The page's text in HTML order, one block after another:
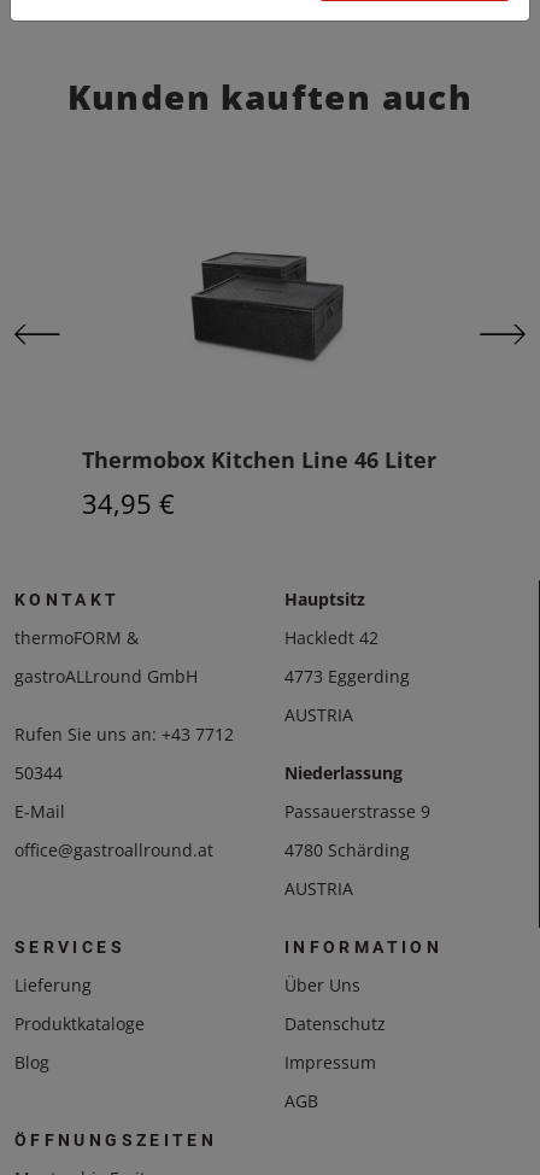
Kunden kauften auch
Thermobox Kitchen Line 46 Liter
34,95 €
KONTAKT
thermoFORM &
gastroALLround GmbH
Rufen Sie uns an: +43 7712
50344
E-Mail
office@gastroallround.at
Hauptsitz
Hackledt 42
4773 Eggerding
AUSTRIA
Niederlassung
Passauerstrasse 9
4780 Schärding
AUSTRIA
SERVICES
Lieferung
Produktkataloge
Blog
INFORMATION
Über Uns
Datenschutz
Impressum
AGB
ÖFFNUNGSZEITEN